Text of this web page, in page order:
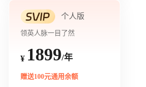
个人版
领英人脉一目了然
¥ 1899/年
赠送100元通用余额